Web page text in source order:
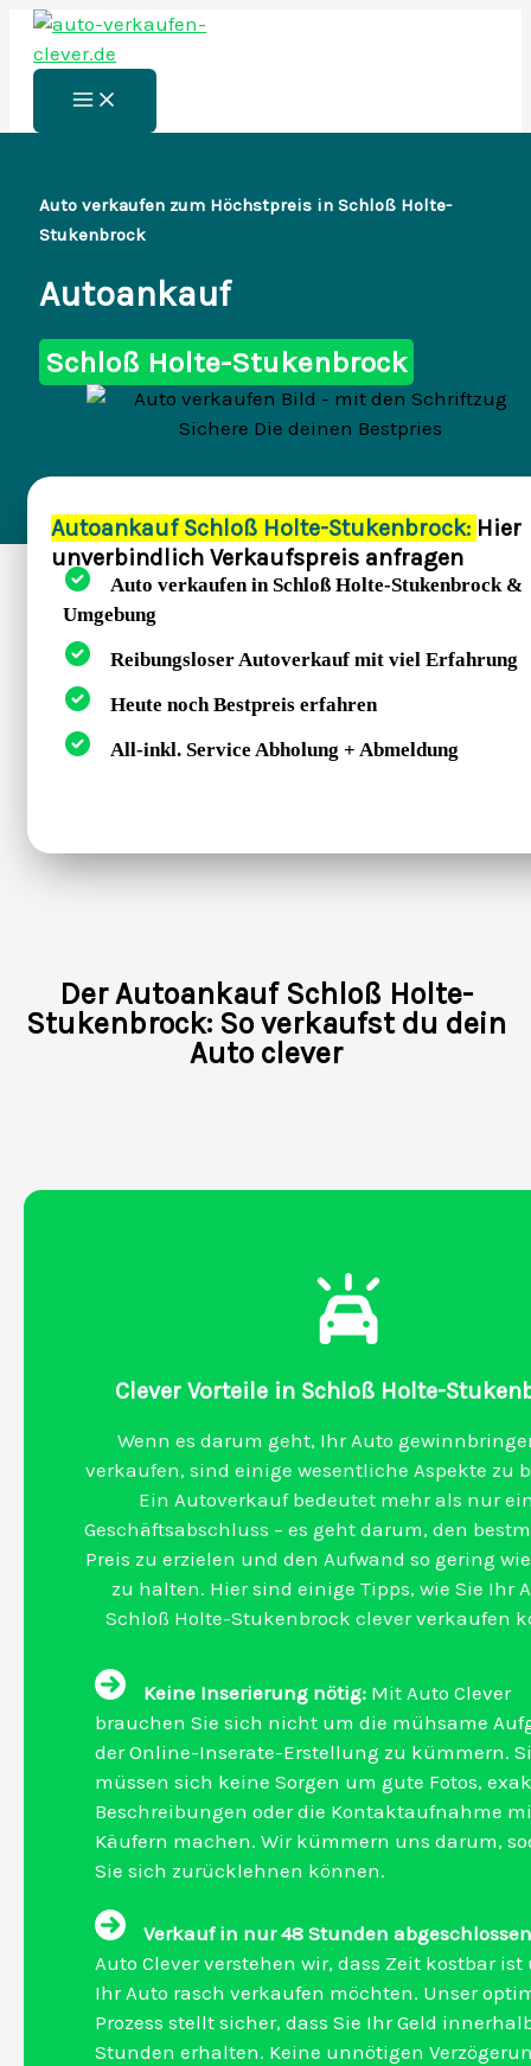
Zum
Inhalt
springen
Main
Menu
Auto verkaufen zum Höchstpreis in Schloß Holte-
Stukenbrock
Autoankauf
Schloß Holte-Stukenbrock
Autoankauf Schloß Holte-Stukenbrock: Hier
unverbindlich Verkaufspreis anfragen
Auto verkaufen in Schloß Holte-Stukenbrock &
Umgebung
Reibungsloser Autoverkauf mit viel Erfahrung
Heute noch Bestpreis erfahren
All-inkl. Service Abholung + Abmeldung
Der Autoankauf Schloß Holte-
Stukenbrock: So verkaufst du dein
Auto clever
Clever Vorteile in Schloß Holte-
Wenn es darum geht, Ihr Auto
verkaufen, sind einige wesentliche Aspekte zu
Ein Autoverkauf bedeutet mehr als nur
Geschäftsabschluss – es geht darum, den
Preis zu erzielen und den Aufwand so gering
zu halten. Hier sind einige Tipps, wie Sie Ihr
Schloß Holte-Stukenbrock clever verkaufen
Keine Inserierung nötig: Mit Auto Clever
brauchen Sie sich nicht um die mühsame
der Online-Inserate-Erstellung zu kümmern.
müssen sich keine Sorgen um gute Fotos,
Beschreibungen oder die Kontaktaufnahme
Käufern machen. Wir kümmern uns darum,
Sie sich zurücklehnen können.
Verkauf in nur 48 Stunden
Auto Clever verstehen wir, dass Zeit kostbar ist
Ihr Auto rasch verkaufen möchten. Unser
Prozess stellt sicher, dass Sie Ihr Geld
Stunden erhalten. Keine unnötigen